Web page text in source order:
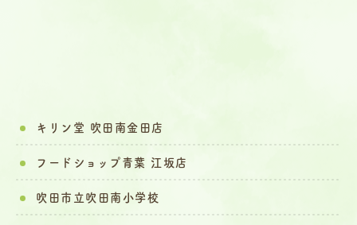
キリン堂 吹田南金田店
フードショップ青葉 江坂店
吹田市立吹田南小学校